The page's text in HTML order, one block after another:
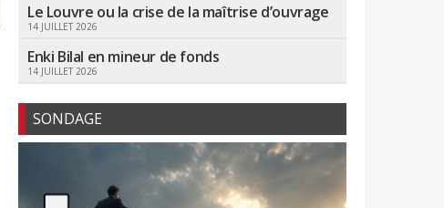
Le Louvre ou la crise de la maîtrise d’ouvrage
14 JUILLET 2026
Enki Bilal en mineur de fonds
14 JUILLET 2026
SONDAGE